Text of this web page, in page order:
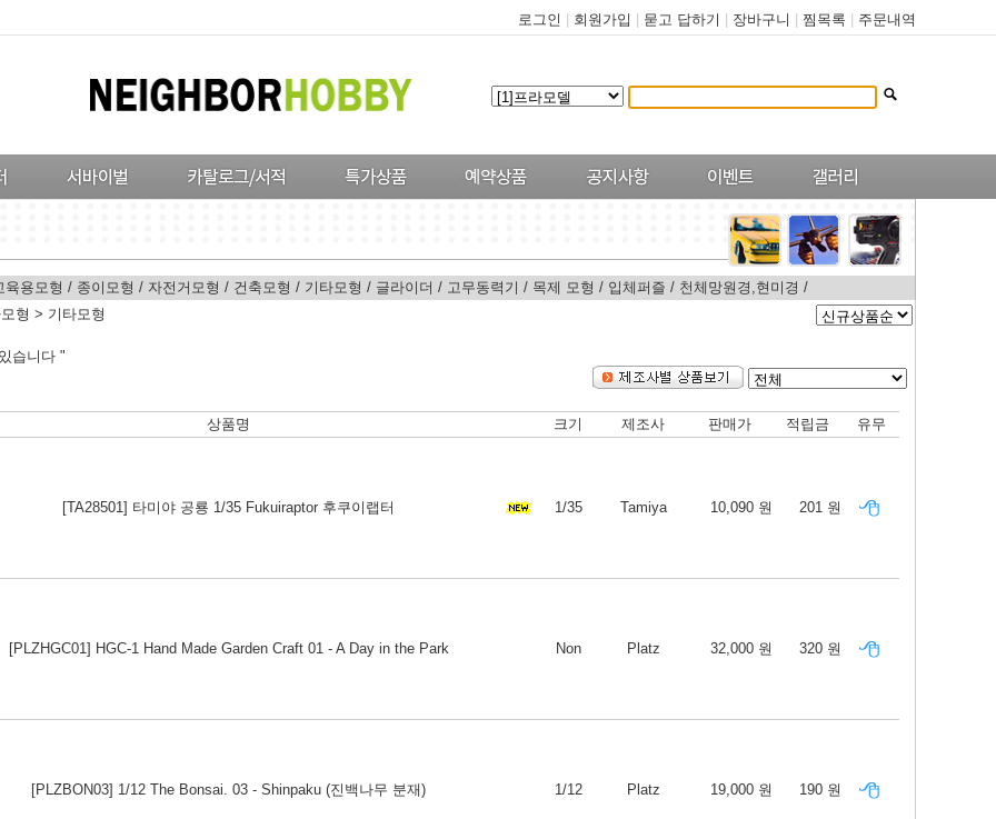
로그인 회원가입 묻고 답하기 장바구니 찜목록 주문내역
육용모형 / 종이모형 / 자전거모형 / 건축모형 / 기타모형 / 글라이더 / 고무동력기 / 목제 모형 / 입체퍼즐 / 천체망원경,현미경 /
형 > 기타모형
습니다 "
상품명 크기 제조사 판매가 적립금 유무
[TA28501] 타미야 공룡 1/35 Fukuiraptor 후쿠이랩터 1/35 Tamiya 10,090 원 201 원
[PLZHGC01] HGC-1 Hand Made Garden Craft 01 - A Day in the Park Non Platz 32,000 원 320 원
[PLZBON03] 1/12 The Bonsai. 03 - Shinpaku (진백나무 분재) 1/12 Platz 19,000 원 190 원